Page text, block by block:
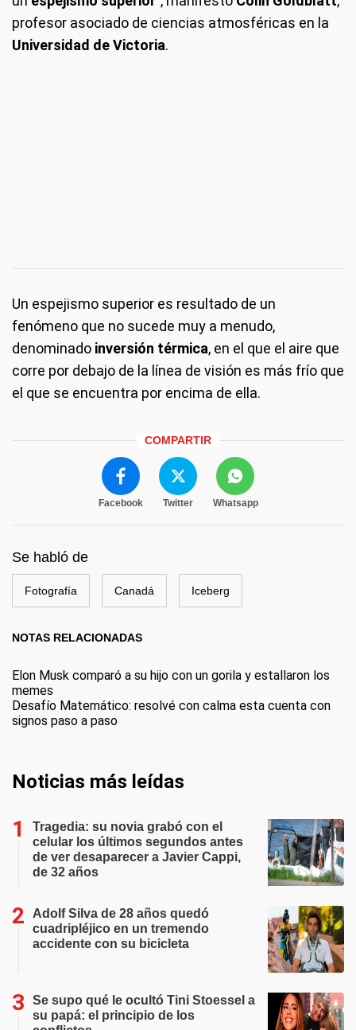
profesor asociado de ciencias atmosféricas en la
Universidad de Victoria.
Un espejismo superior es resultado de un
fenómeno que no sucede muy a menudo,
denominado inversión térmica, en el que el aire que
corre por debajo de la línea de visión es más frío que
el que se encuentra por encima de ella.
COMPARTIR
Facebook Twitter Whatsapp
Se habló de
Fotografía Canadá Iceberg
NOTAS RELACIONADAS
Elon Musk comparó a su hijo con un gorila y estallaron los
memes
Desafío Matemático: resolvé con calma esta cuenta con
signos paso a paso
Noticias más leídas
Tragedia: su novia grabó con el
celular los últimos segundos antes
de ver desaparecer a Javier Cappi,
de 32 años
Adolf Silva de 28 años quedó
cuadripléjico en un tremendo
accidente con su bicicleta
Se supo qué le ocultó Tini Stoessel a
su papá: el principio de los